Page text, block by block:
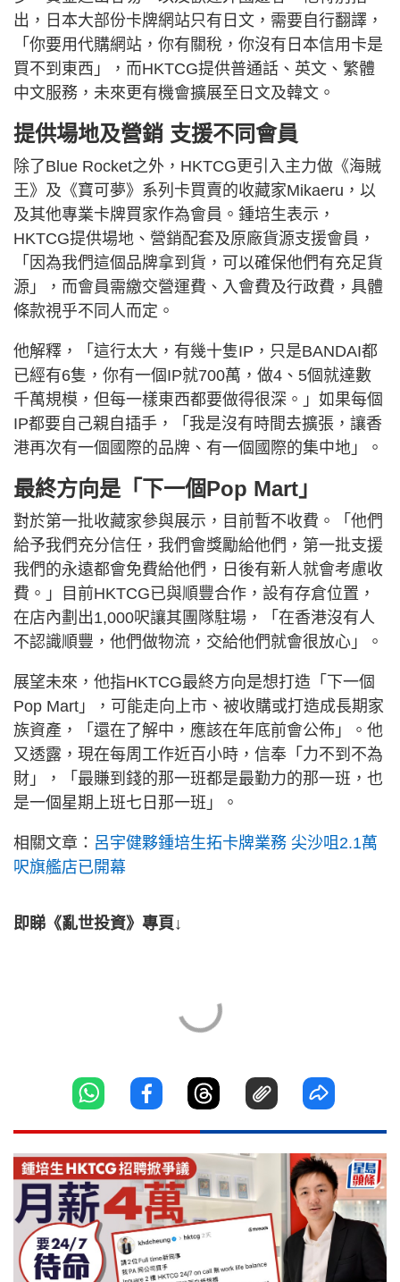
出，日本大部份卡牌網站只有日文，需要自行翻譯，
「你要用代購網站，你有關稅，你沒有日本信用卡是
買不到東西」，而HKTCG提供普通話、英文、繁體
中文服務，未來更有機會擴展至日文及韓文。
提供場地及營銷 支援不同會員
除了Blue Rocket之外，HKTCG更引入主力做《海賊
王》及《寶可夢》系列卡買賣的收藏家Mikaeru，以
及其他專業卡牌買家作為會員。鍾培生表示，
HKTCG提供場地、營銷配套及原廠貨源支援會員，
「因為我們這個品牌拿到貨，可以確保他們有充足貨
源」，而會員需繳交營運費、入會費及行政費，具體
條款視乎不同人而定。
他解釋，「這行太大，有幾十隻IP，只是BANDAI都
已經有6隻，你有一個IP就700萬，做4、5個就達數
千萬規模，但每一樣東西都要做得很深。」如果每個
IP都要自己親自插手，「我是沒有時間去擴張，讓香
港再次有一個國際的品牌、有一個國際的集中地」。
最終方向是「下一個Pop Mart」
對於第一批收藏家參與展示，目前暫不收費。「他們
給予我們充分信任，我們會獎勵給他們，第一批支援
我們的永遠都會免費給他們，日後有新人就會考慮收
費。」目前HKTCG已與順豐合作，設有存倉位置，
在店內劃出1,000呎讓其團隊駐場，「在香港沒有人
不認識順豐，他們做物流，交給他們就會很放心」。
展望未來，他指HKTCG最終方向是想打造「下一個
Pop Mart」，可能走向上市、被收購或打造成長期家
族資產，「還在了解中，應該在年底前會公佈」。他
又透露，現在每周工作近百小時，信奉「力不到不為
財」，「最賺到錢的那一班都是最勤力的那一班，也
是一個星期上班七日那一班」。
相關文章： 呂宇健夥鍾培生拓卡牌業務 尖沙咀2.1萬
呎旗艦店已開幕
即睇《亂世投資》專頁↓